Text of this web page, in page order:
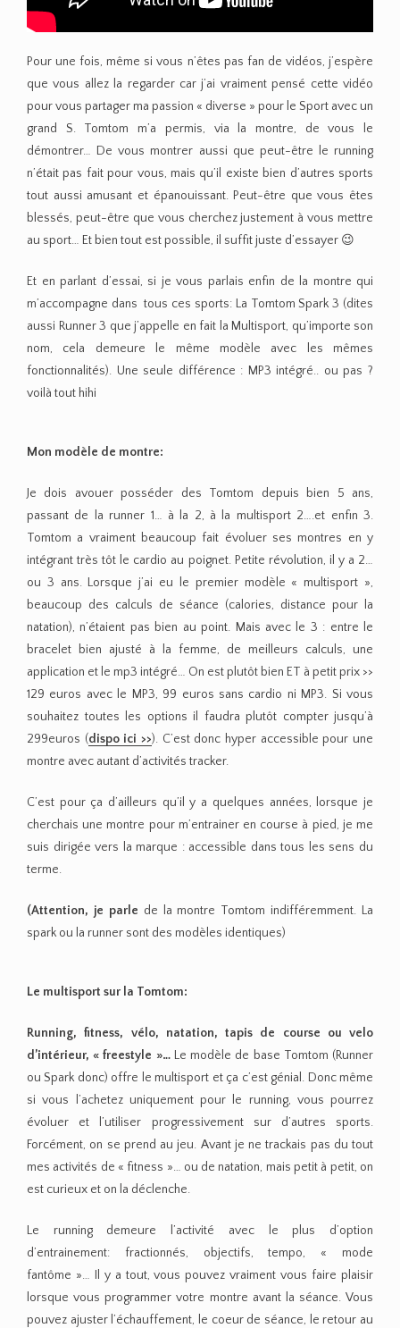
Pour une fois, même si vous n’êtes pas fan de vidéos, j’espère
que vous allez la regarder car j’ai vraiment pensé cette vidéo
pour vous partager ma passion « diverse » pour le Sport avec un
grand S. Tomtom m’a permis, via la montre, de vous le
démontrer… De vous montrer aussi que peut-être le running
n’était pas fait pour vous, mais qu’il existe bien d’autres sports
tout aussi amusant et épanouissant. Peut-être que vous êtes
blessés, peut-être que vous cherchez justement à vous mettre
au sport… Et bien tout est possible, il suffit juste d’essayer 😉
Et en parlant d’essai, si je vous parlais enfin de la montre qui
m’accompagne dans tous ces sports: La Tomtom Spark 3 (dites
aussi Runner 3 que j’appelle en fait la Multisport, qu’importe son
nom, cela demeure le même modèle avec les mêmes
fonctionnalités). Une seule différence : MP3 intégré.. ou pas ?
voilà tout hihi
Mon modèle de montre:
Je dois avouer posséder des Tomtom depuis bien 5 ans,
passant de la runner 1… à la 2, à la multisport 2….et enfin 3.
Tomtom a vraiment beaucoup fait évoluer ses montres en y
intégrant très tôt le cardio au poignet. Petite révolution, il y a 2…
ou 3 ans. Lorsque j’ai eu le premier modèle « multisport »,
beaucoup des calculs de séance (calories, distance pour la
natation), n’étaient pas bien au point. Mais avec le 3 : entre le
bracelet bien ajusté à la femme, de meilleurs calculs, une
application et le mp3 intégré… On est plutôt bien ET à petit prix >>
129 euros avec le MP3, 99 euros sans cardio ni MP3. Si vous
souhaitez toutes les options il faudra plutôt compter jusqu’à
299euros (dispo ici >>). C’est donc hyper accessible pour une
montre avec autant d’activités tracker.
C’est pour ça d’ailleurs qu’il y a quelques années, lorsque je
cherchais une montre pour m’entrainer en course à pied, je me
suis dirigée vers la marque : accessible dans tous les sens du
terme.
(Attention, je parle de la montre Tomtom indifféremment. La
spark ou la runner sont des modèles identiques)
Le multisport sur la Tomtom:
Running, fitness, vélo, natation, tapis de course ou velo
d’intérieur, « freestyle »… Le modèle de base Tomtom (Runner
ou Spark donc) offre le multisport et ça c’est génial. Donc même
si vous l’achetez uniquement pour le running, vous pourrez
évoluer et l’utiliser progressivement sur d’autres sports.
Forcément, on se prend au jeu. Avant je ne trackais pas du tout
mes activités de « fitness »… ou de natation, mais petit à petit, on
est curieux et on la déclenche.
Le running demeure l’activité avec le plus d’option
d’entrainement: fractionnés, objectifs, tempo, « mode
fantôme »… Il y a tout, vous pouvez vraiment vous faire plaisir
lorsque vous programmer votre montre avant la séance. Vous
pouvez ajuster l’échauffement, le coeur de séance, le retour au